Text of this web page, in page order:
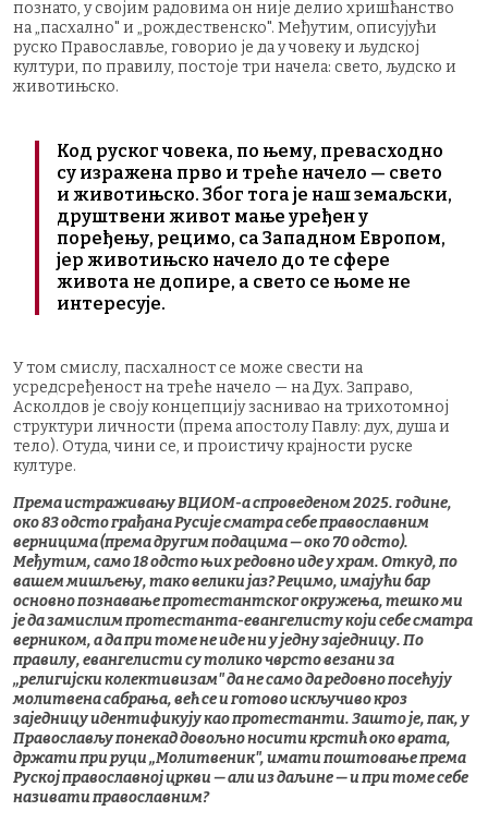
познато, у својим радовима он није делио хришћанство
на „пасхално" и „рождественско". Међутим, описујући
руско Православље, говорио је да у човеку и људској
култури, по правилу, постоје три начела: свето, људско и
животињско.
Код руског човека, по њему, превасходно
су изражена прво и треће начело — свето
и животињско. Због тога је наш земаљски,
друштвени живот мање уређен у
поређењу, рецимо, са Западном Европом,
јер животињско начело до те сфере
живота не допире, а свето се њоме не
интересује.
У том смислу, пасхалност се може свести на
усредсређеност на треће начело — на Дух. Заправо,
Асколдов је своју концепцију заснивао на трихотомној
структури личности (према апостолу Павлу: дух, душа и
тело). Отуда, чини се, и проистичу крајности руске
културе.
Према истраживању ВЦИОМ-а спроведеном 2025. године,
око 83 одсто грађана Русије сматра себе православним
верницима (према другим подацима — око 70 одсто).
Међутим, само 18 одсто њих редовно иде у храм. Откуд, по
вашем мишљењу, тако велики јаз? Рецимо, имајући бар
основно познавање протестантског окружења, тешко ми
је да замислим протестанта-евангелисту који себе сматра
верником, а да при томе не иде ни у једну заједницу. По
правилу, евангелисти су толико чврсто везани за
„религијски колективизам" да не само да редовно посећују
молитвена сабрања, већ се и готово искључиво кроз
заједницу идентификују као протестанти. Зашто је, пак, у
Православљу понекад довољно носити крстић око врата,
држати при руци „Молитвеник", имати поштовање према
Руској православној цркви — али из даљине — и при томе себе
називати православним?